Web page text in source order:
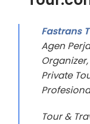
Fastrans
Agen
Private
Tour &